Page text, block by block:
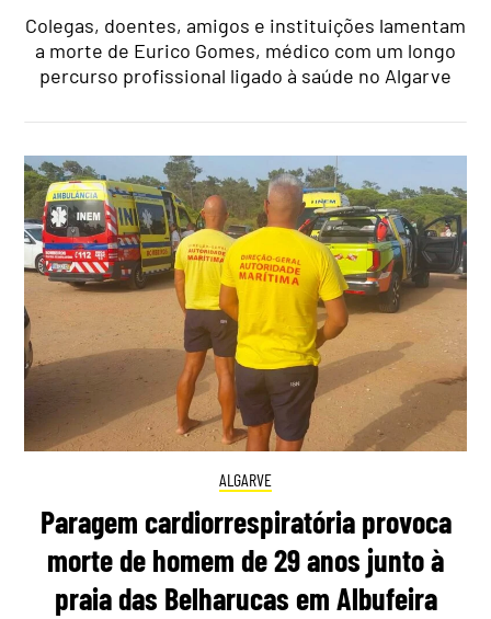
Colegas, doentes, amigos e instituições lamentam
a morte de Eurico Gomes, médico com um longo
percurso profissional ligado à saúde no Algarve
ALGARVE
Paragem cardiorrespiratória provoca
morte de homem de 29 anos junto à
praia das Belharucas em Albufeira